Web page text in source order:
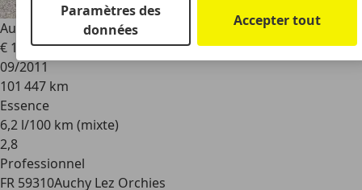
Audi A5
Cabriolet 1.8 TFSI 170 S Line
€ 14 990
09/2011
101 447 km
Essence
6,2 l/100 km (mixte)
2,8
Professionnel
FR 59310Auchy Lez Orchies
Paramètres des
données
Accepter tout